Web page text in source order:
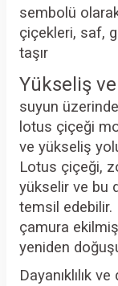
sembolü
çiçekleri, saf,
taşır
Yükseliş
suyun
lotus çiçeği
ve yükseliş
Lotus çiçeği,
yükselir ve bu
temsil edebilir.
çamura
yeniden
Dayanıklılık